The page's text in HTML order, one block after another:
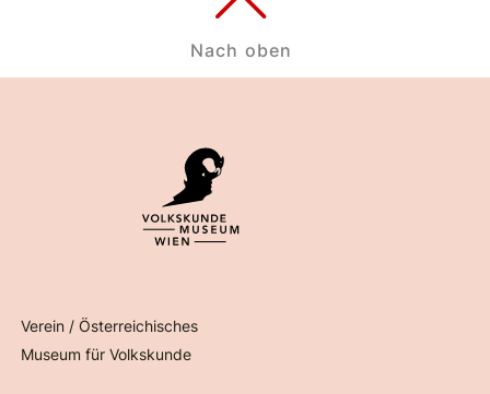
Verein / Österreichisches
Museum für Volkskunde
Nach oben